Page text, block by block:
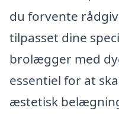
du forvente
tilpasset dine
brolægger med
essentiel for at
æstetisk